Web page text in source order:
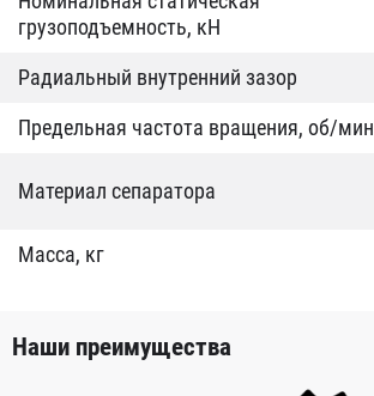
грузоподъемность, кН
Радиальный внутренний зазор
Предельная частота вращения, об/мин
Материал сепаратора
Масса, кг
Наши преимущества